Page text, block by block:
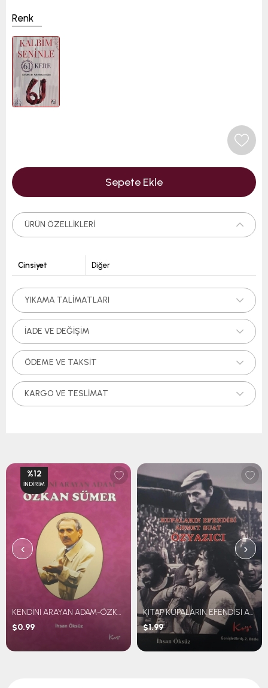
Renk
ÜRÜN ÖZELLIKLERI
Cinsiyet Diğer
YIKAMA TALIMATLARI
İADE VE DEĞIŞIM
ÖDEME VE TAKSIT
KARGO VE TESLIMAT
KENDİNİ ARAYAN ADAM-ÖZKAN SÜMER
$0.99
%12
İNDIRIM
KİTAP KUPALARIN EFENDİSİ AHMET SUAT ÖZYAZICI
$1.99
‹ ›